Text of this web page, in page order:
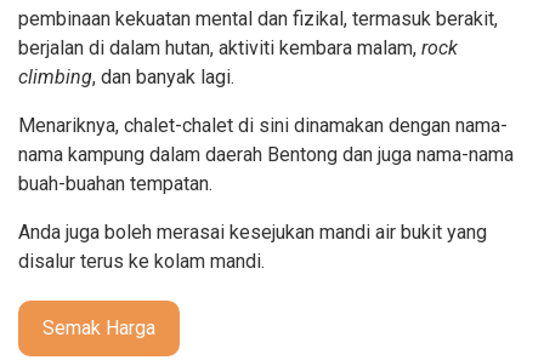
pembinaan kekuatan mental dan fizikal, termasuk berakit,
berjalan di dalam hutan, aktiviti kembara malam, rock
climbing, dan banyak lagi.
Menariknya, chalet-chalet di sini dinamakan dengan nama-
nama kampung dalam daerah Bentong dan juga nama-nama
buah-buahan tempatan.
Anda juga boleh merasai kesejukan mandi air bukit yang
disalur terus ke kolam mandi.
Semak Harga